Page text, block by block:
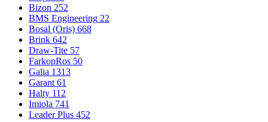
Bizon 252
BMS Engineering 22
Bosal (Oris) 668
Brink 642
Draw-Tite 57
FarkopRos 50
Galia 1313
Garant 61
Halty 112
Imiola 741
Leader Plus 452